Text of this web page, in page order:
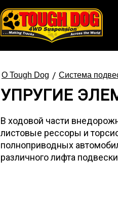
О Tough Dog / Система
УПРУГИЕ
В ходовой части
листовые рессоры и
полноприводных
различного лифта